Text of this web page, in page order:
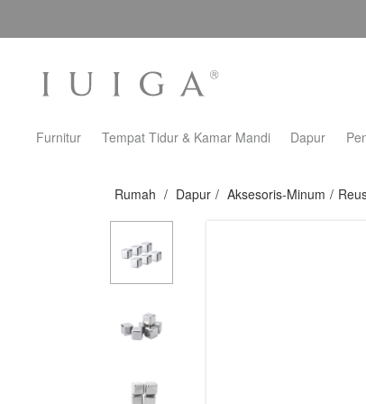
Furnitur Tempat Tidur & Kamar Mandi Dapur
Rumah / Dapur / Aksesoris-Minum /